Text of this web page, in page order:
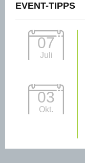
EVENT-TIPPS
07
Juli
03
Okt.